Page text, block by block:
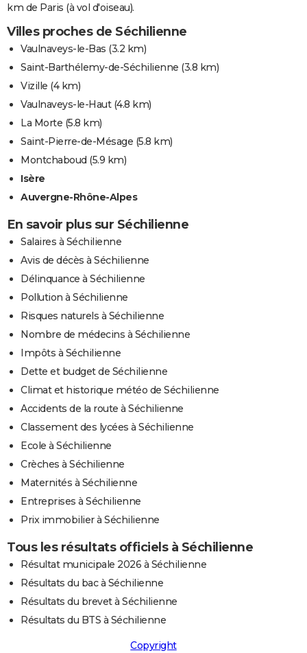
km de Paris (à vol d'oiseau).
Villes proches de Séchilienne
Vaulnaveys-le-Bas (3.2 km)
Saint-Barthélemy-de-Séchilienne (3.8 km)
Vizille (4 km)
Vaulnaveys-le-Haut(4.8 km)
La Morte (5.8 km)
Saint-Pierre-de-Mésage (5.8 km)
Montchaboud (5.9 km)
Isère
Auvergne-Rhône-Alpes
En savoir plus sur Séchilienne
Salaires à Séchilienne
Avis de décès à Séchilienne
Délinquance à Séchilienne
Pollution à Séchilienne
Risques naturels à Séchilienne
Nombre de médecins à Séchilienne
Impôts à Séchilienne
Dette et budget de Séchilienne
Climat et historique météo de Séchilienne
Accidents de la route à Séchilienne
Classement des lycées à Séchilienne
Ecole à Séchilienne
Crèches à Séchilienne
Maternités à Séchilienne
Entreprises à Séchilienne
Prix immobilier à Séchilienne
Tous les résultats officiels à Séchilienne
Résultat municipale 2026 à Séchilienne
Résultats du bac à Séchilienne
Résultats du brevet à Séchilienne
Résultats du BTS à Séchilienne
Copyright